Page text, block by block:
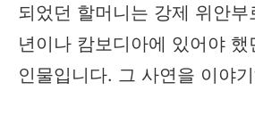
되었던 할머니는 강제 위안
년이나 캄보디아에 있어야 했
인물입니다. 그 사연을 이야